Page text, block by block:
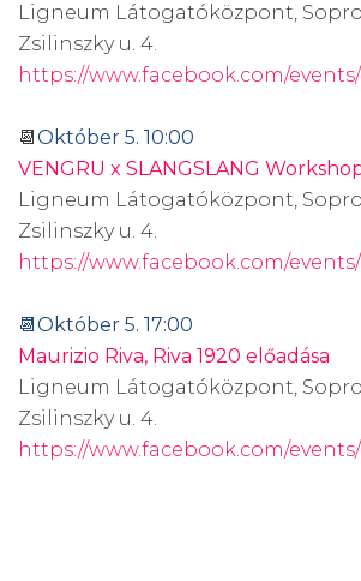
Ligneum Látogatóközpont,
Zsilinszky u. 4.
https://www.facebook.com/events/
📆Október 5. 10:00
VENGRU x SLANGSLANG
Ligneum Látogatóközpont,
Zsilinszky u. 4.
https://www.facebook.com/events/
📆Október 5. 17:00
Maurizio Riva, Riva 1920 előadása
Ligneum Látogatóközpont,
Zsilinszky u. 4.
https://www.facebook.com/events/